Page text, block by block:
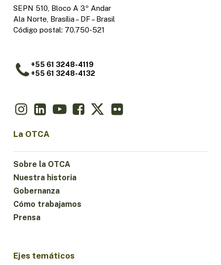
SEPN 510, Bloco A 3º Andar
Ala Norte, Brasília – DF – Brasil
Código postal: 70.750-521
+55 61 3248-4119
+55 61 3248-4132
La OTCA
Sobre la OTCA
Nuestra historia
Gobernanza
Cómo trabajamos
Prensa
Ejes temáticos